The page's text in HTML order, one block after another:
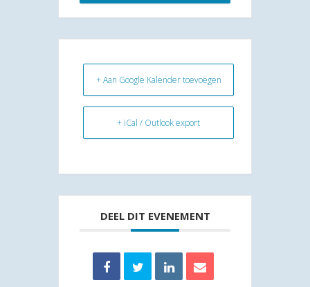
+ Aan Google Kalender toevoegen
+ iCal / Outlook export
DEEL DIT EVENEMENT